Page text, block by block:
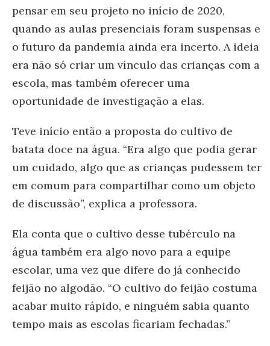
pensar em seu projeto no início de 2020,
quando as aulas presenciais foram suspensas e
o futuro da pandemia ainda era incerto. A ideia
era não só criar um vínculo das crianças com a
escola, mas também oferecer uma
oportunidade de investigação a elas.
Teve início então a proposta do cultivo de
batata doce na água. “Era algo que podia gerar
um cuidado, algo que as crianças pudessem ter
em comum para compartilhar como um objeto
de discussão”, explica a professora.
Ela conta que o cultivo desse tubérculo na
água também era algo novo para a equipe
escolar, uma vez que difere do já conhecido
feijão no algodão. “O cultivo do feijão costuma
acabar muito rápido, e ninguém sabia quanto
tempo mais as escolas ficariam fechadas.”